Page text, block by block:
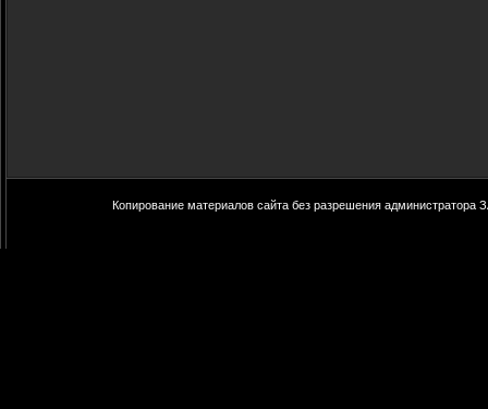
Копирование материалов сайта без разрешения